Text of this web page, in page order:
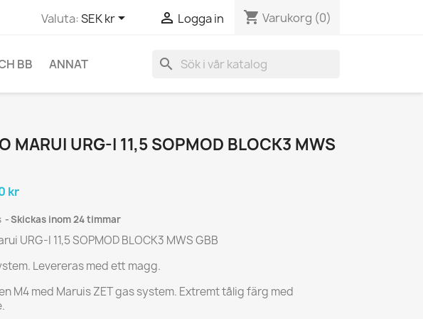
Valuta:SEK kr  Logga in shopping_cart Varukorg (0)
BB ANNAT search
MARUI URG-I 11,5 SOPMOD BLOCK3 MWS
kr
Skickas inom 24 timmar
URG-I 11,5 SOPMOD BLOCK3 MWS GBB
Levereras med ett magg.
M4 med Maruis ZET gas system. Extremt tålig färg med